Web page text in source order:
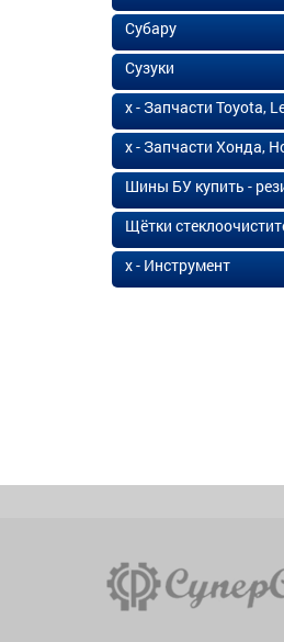
Субару
Сузуки
х - Запчасти Toyota,
х - Запчасти Хонда,
Шины БУ купить -
Щётки
х - Инструмент